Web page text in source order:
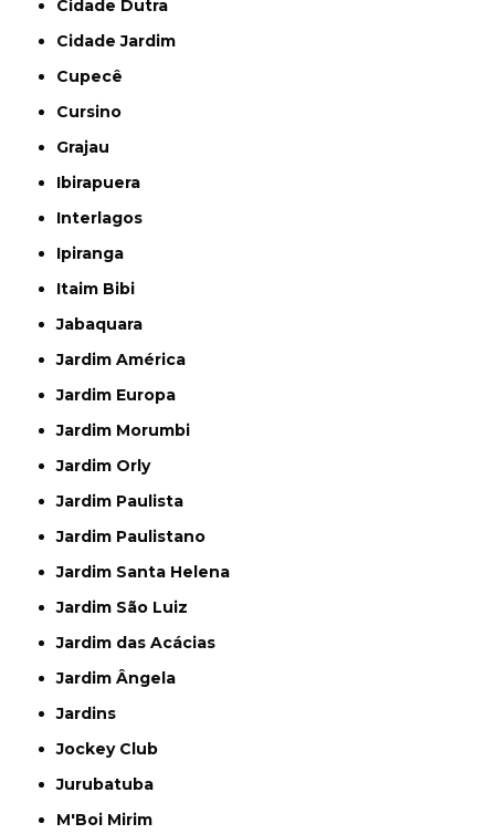
Cidade Dutra
Cidade Jardim
Cupecê
Cursino
Grajau
Ibirapuera
Interlagos
Ipiranga
Itaim Bibi
Jabaquara
Jardim América
Jardim Europa
Jardim Morumbi
Jardim Orly
Jardim Paulista
Jardim Paulistano
Jardim Santa Helena
Jardim São Luiz
Jardim das Acácias
Jardim Ângela
Jardins
Jockey Club
Jurubatuba
M'Boi Mirim